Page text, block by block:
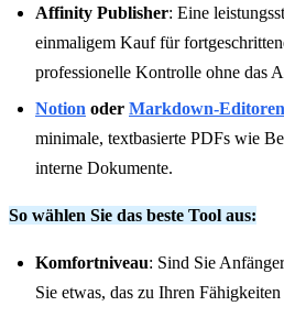
Affinity Publisher: Eine
einmaligem Kauf für
professionelle Kontrolle ohne das
Notion oder Markdown-Editoren
minimale, textbasierte PDFs wie
interne Dokumente.
So wählen Sie das beste Tool aus:
Komfortniveau: Sind Sie
Sie etwas, das zu Ihren Fähigkeiten